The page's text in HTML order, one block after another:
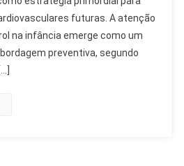
futuras. A atenção
na infância emerge como um
preventiva, segundo